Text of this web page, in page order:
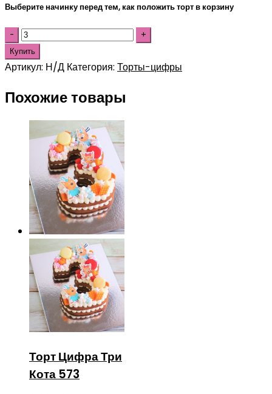
Выберите начинку перед тем, как положить торт в корзину
Купить
Артикул: Н/Д Категория: Торты-цифры
Похожие товары
Торт Цифра Три
Кота 573